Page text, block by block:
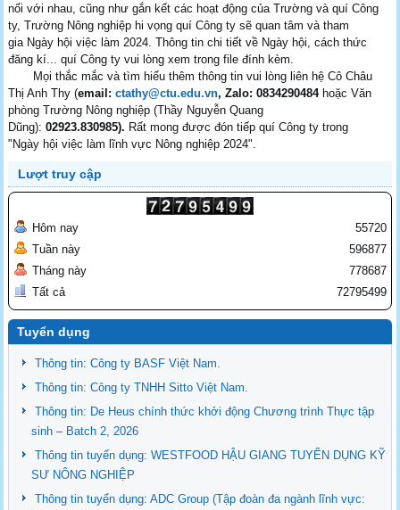
nối với nhau, cũng như gắn kết các hoạt động của Trường và quí Công
ty, Trường Nông nghiệp hi vọng quí Công ty sẽ quan tâm và tham
gia Ngày hội việc làm 2024. Thông tin chi tiết về Ngày hội, cách thức
đăng kí... quí Công ty vui lòng xem trong file đính kèm.
Mọi thắc mắc và tìm hiểu thêm thông tin vui lòng liên hệ Cô Châu
Thị Anh Thy (email: ctathy@ctu.edu.vn, Zalo: 0834290484hoặc Văn
phòng Trường Nông nghiệp (Thầy Nguyễn Quang
Dũng):02923.830985). Rất mong được đón tiếp quí Công ty trong
"Ngày hội việc làm lĩnh vực Nông nghiệp 2024".
Lượt truy cập
Hôm nay
Tuần này
Tháng này
Tất cả
55720
596877
778687
72795499
Tuyển dụng
Thông tin: Công ty BASF Việt Nam.
Thông tin: Công ty TNHH Sitto Việt Nam.
Thông tin: De Heus chính thức khởi động Chương trình Thực tập
sinh – Batch 2, 2026
Thông tin tuyển dụng: WESTFOOD HẬU GIANG TUYỂN DỤNG KỸ
SƯ NÔNG NGHIỆP
Thông tin tuyển dụng: ADC Group (Tập đoàn đa ngành lĩnh vực: